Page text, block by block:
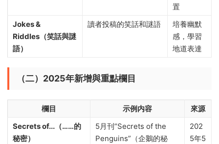
置
Jokes &
Riddles（笑話與謎
語）
讀者投稿的笑話和謎語
培養幽默
感，學習
地道表達
（二）2025年新增與重點欄目
欄目 示例内容
來源
Secrets of...（……的
秘密）
5月刊“Secrets of the
Penguins”（企鵝的秘
202
5年5